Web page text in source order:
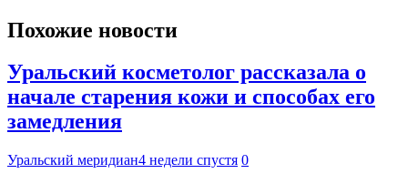
Похожие новости
Уральский косметолог рассказала о
начале старения кожи и способах его
замедления
Уральский меридиан4 недели спустя 0